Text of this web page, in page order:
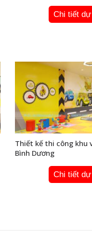
Chi tiết
Thiết kế thi công khu
Bình Dương
Chi tiết